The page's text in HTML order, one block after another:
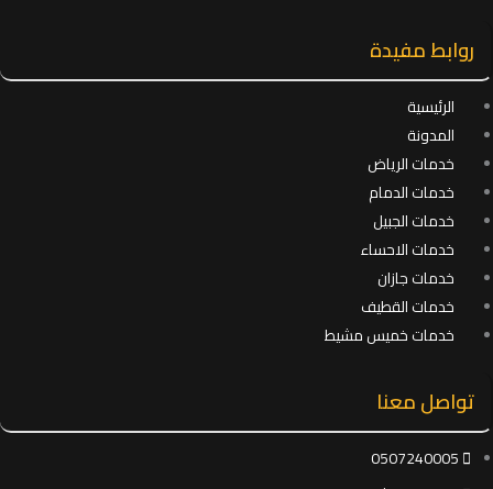
روابط مفيدة
الرئيسية
المدونة
خدمات الرياض
خدمات الدمام
خدمات الجبيل
خدمات الاحساء
خدمات جازان
خدمات القطيف
خدمات خميس مشيط
تواصل معنا
0507240005